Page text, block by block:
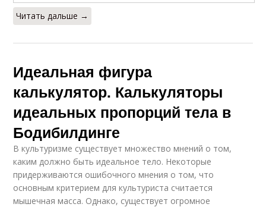
Читать дальше →
Идеальная фигура
калькулятор. Калькуляторы
идеальных пропорций тела в
Бодибилдинге
В культуризме существует множество мнений о том,
каким должно быть идеальное тело. Некоторые
придерживаются ошибочного мнения о том, что
основным критерием для культуриста считается
мышечная масса. Однако, существует огромное